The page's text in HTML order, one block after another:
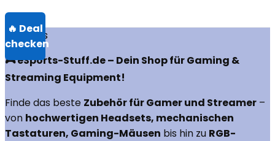
Über uns
🎮 eSports-Stuff.de – Dein Shop für Gaming &
Streaming Equipment!
Finde das beste Zubehör für Gamer und Streamer –
von hochwertigen Headsets, mechanischen
Tastaturen, Gaming-Mäusen bis hin zu RGB-